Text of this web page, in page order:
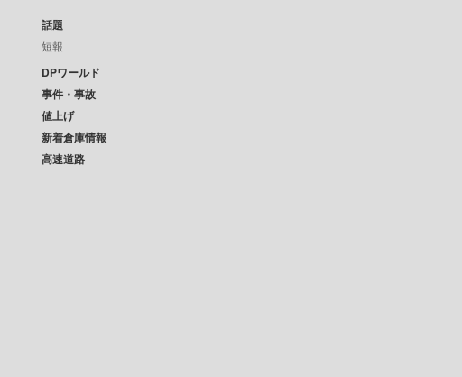
話題
短報
DPワールド
事件・事故
値上げ
新着倉庫情報
高速道路